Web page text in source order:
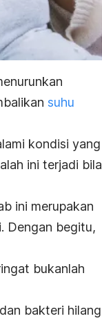
suhu
kondisi yang
ini terjadi bila
ini merupakan
Dengan begitu,
bukanlah
bakteri hilang